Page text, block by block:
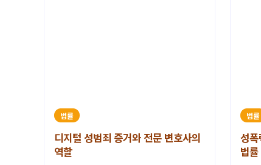
법률
디지털 성범죄 증거와 전문 변호사의
역할
법률
성
법